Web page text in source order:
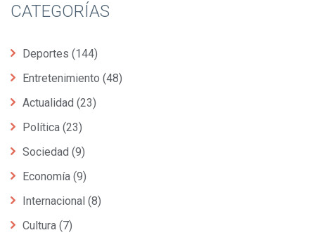
CATEGORÍAS
Deportes (144)
Entretenimiento (48)
Actualidad (23)
Política (23)
Sociedad (9)
Economía (9)
Internacional (8)
Cultura (7)